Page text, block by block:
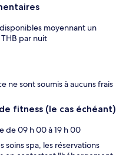
moyennant un
par nuit
ne sont soumis à aucuns frais
fitness (le cas échéant)
de 09 h 00 à 19 h 00
soins spa, les réservations